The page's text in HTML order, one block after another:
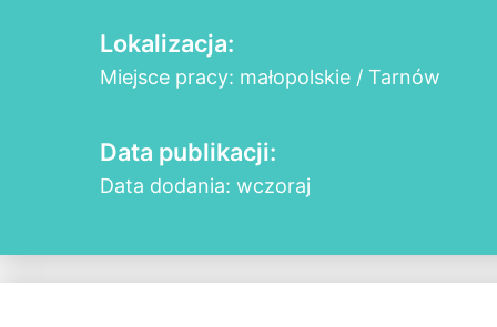
Lokalizacja:
Miejsce pracy: małopolskie / Tarnów
Data publikacji:
Data dodania: wczoraj